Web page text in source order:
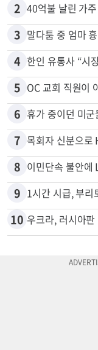
2 40억불 날린 가
3
4 한인 유통사 “시
5 OC 교회 직원이
6 휴가 중이던 미
7 목회자 신분으로
8 이민단속 불안에
9
10 우크라, 러시아